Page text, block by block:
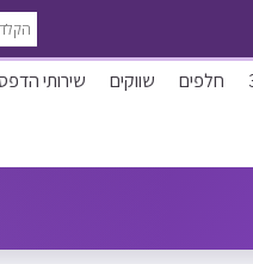
חלפים שווקים
שירותי